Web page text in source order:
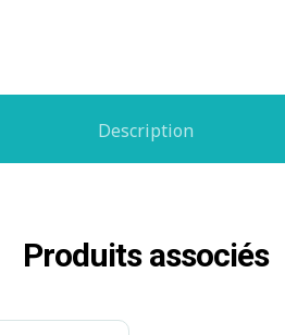
Description
Produits associés